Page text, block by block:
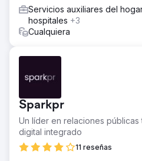
Servicios auxiliares del
hospitales +3
Cualquiera
Sparkpr
Un líder en relaciones
digital integrado
11 reseñas